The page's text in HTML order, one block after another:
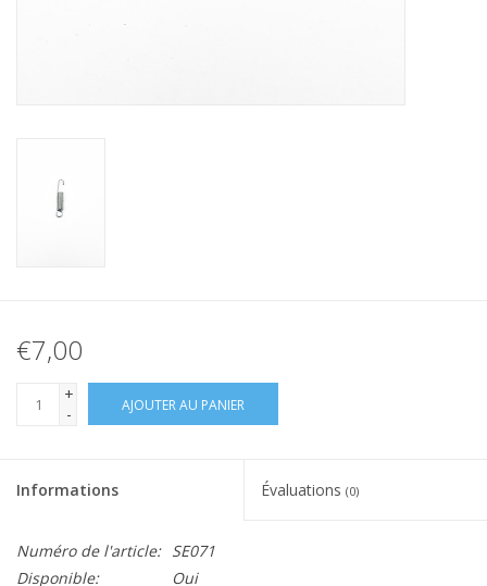
€7,00
+
-
AJOUTER AU PANIER
Informations Évaluations (0)
Numéro de l'article: SE071
Disponible:
Oui